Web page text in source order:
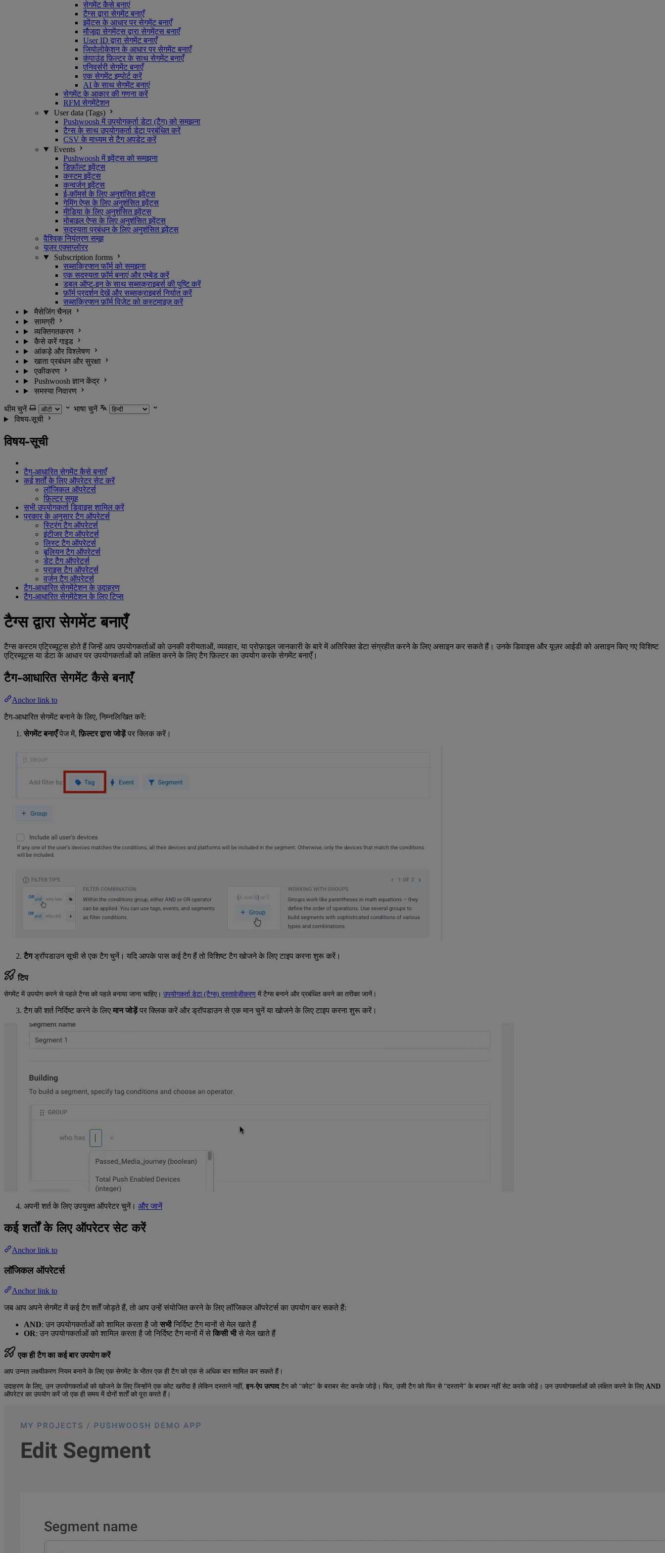
सेगमेंट कैसे बनाएं
टैग्स द्वारा सेगमेंट बनाएँ
इवेंट्स के आधार पर सेगमेंट बनाएँ
मौजूदा सेगमेंट्स द्वारा सेगमेंट्स बनाएँ
User ID द्वारा सेगमेंट बनाएँ
जियोलोकेशन के आधार पर सेगमेंट बनाएँ
कंपाउंड फ़िल्टर के साथ सेगमेंट बनाएँ
एनिवर्सरी सेगमेंट बनाएँ
एक सेगमेंट इम्पोर्ट करें
AI के साथ सेगमेंट बनाएं
सेगमेंट के आकार की गणना करें
RFM सेगमेंटेशन
User data (Tags)
Pushwoosh में उपयोगकर्ता डेटा (टैग) को समझना
टैग्स के साथ उपयोगकर्ता डेटा प्रबंधित करें
CSV के माध्यम से टैग अपडेट करें
Events
Pushwoosh में इवेंट्स को समझना
डिफ़ॉल्ट इवेंट्स
कस्टम इवेंट्स
कन्वर्जन इवेंट्स
ई-कॉमर्स के लिए अनुशंसित इवेंट्स
गेमिंग ऐप्स के लिए अनुशंसित इवेंट्स
मीडिया के लिए अनुशंसित इवेंट्स
मोबाइल ऐप्स के लिए अनुशंसित इवेंट्स
सदस्यता प्रबंधन के लिए अनुशंसित इवेंट्स
वैश्विक नियंत्रण समूह
यूज़र एक्सप्लोरर
Subscription forms
सब्सक्रिप्शन फॉर्म को समझना
एक सदस्यता फ़ॉर्म बनाएं और एम्बेड करें
डबल ऑप्ट-इन के साथ सब्सक्राइबर्स की पुष्टि करें
फ़ॉर्म प्रदर्शन देखें और सब्सक्राइबर्स निर्यात करें
सब्सक्रिप्शन फ़ॉर्म विजेट को कस्टमाइज़ करें
मैसेजिंग चैनल
सामग्री
व्यक्तिगतकरण
कैसे करें गाइड
आंकड़े और विश्लेषण
खाता प्रबंधन और सुरक्षा
एकीकरण
Pushwoosh ज्ञान केंद्र
समस्या निवारण
थीम चुनें
भाषा चुनें
विषय-सूची
विषय-सूची
टैग-आधारित सेगमेंट कैसे बनाएँ
कई शर्तों के लिए ऑपरेटर सेट करें
लॉजिकल ऑपरेटर्स
फ़िल्टर समूह
सभी उपयोगकर्ता डिवाइस शामिल करें
प्रकार के अनुसार टैग ऑपरेटर्स
स्ट्रिंग टैग ऑपरेटर्स
इंटीजर टैग ऑपरेटर्स
लिस्ट टैग ऑपरेटर्स
बूलियन टैग ऑपरेटर्स
डेट टैग ऑपरेटर्स
प्राइस टैग ऑपरेटर्स
वर्जन टैग ऑपरेटर्स
टैग-आधारित सेगमेंटेशन के उदाहरण
टैग-आधारित सेगमेंटेशन के लिए टिप्स
टैग्स द्वारा सेगमेंट बनाएँ
टैग्स कस्टम एट्रिब्यूट्स होते हैं जिन्हें आप उपयोगकर्ताओं को उनकी वरीयताओं, व्यवहार, या प्रोफ़ाइल जानकारी के बारे में अतिरिक्त डेटा संग्रहीत करने के लिए असाइन कर सकते हैं। उनके डिवाइस और यूज़र आईडी को असाइन किए गए विशिष्ट
एट्रिब्यूट्स या डेटा के आधार पर उपयोगकर्ताओं को लक्षित करने के लिए टैग फ़िल्टर का उपयोग करके सेगमेंट बनाएँ।
टैग-आधारित सेगमेंट कैसे बनाएँ
Anchor link to
टैग-आधारित सेगमेंट बनाने के लिए, निम्नलिखित करें:
सेगमेंट बनाएँपेज में, फ़िल्टर द्वारा जोड़ेंपर क्लिक करें।
टैगड्रॉपडाउन सूची से एक टैग चुनें। यदि आपके पास कई टैग हैं तो विशिष्ट टैग खोजने के लिए टाइप करना शुरू करें।
टिप
सेगमेंट में उपयोग करने से पहले टैग्स को पहले बनाया जाना चाहिए। उपयोगकर्ता डेटा (टैग्स) दस्तावेज़ीकरण में टैग्स बनाने और प्रबंधित करने का तरीका जानें।
टैग की शर्त निर्दिष्ट करने के लिए मान जोड़ेंपर क्लिक करें और ड्रॉपडाउन से एक मान चुनें या खोजने के लिए टाइप करना शुरू करें।
अपनी शर्त के लिए उपयुक्त ऑपरेटर चुनें। और जानें
कई शर्तों के लिए ऑपरेटर सेट करें
Anchor link to
लॉजिकल ऑपरेटर्स
Anchor link to
जब आप अपने सेगमेंट में कई टैग शर्तें जोड़ते हैं, तो आप उन्हें संयोजित करने के लिए लॉजिकल ऑपरेटर्स का उपयोग कर सकते हैं:
AND: उन उपयोगकर्ताओं को शामिल करता है जो सभीनिर्दिष्ट टैग मानों से मेल खाते हैं
OR: उन उपयोगकर्ताओं को शामिल करता है जो निर्दिष्ट टैग मानों में से किसी भीसे मेल खाते हैं
एक ही टैग का कई बार उपयोग करें
आप उन्नत लक्ष्यीकरण नियम बनाने के लिए एक सेगमेंट के भीतर एक ही टैग को एक से अधिक बार शामिल कर सकते हैं।
उदाहरण के लिए, उन उपयोगकर्ताओं को खोजने के लिए जिन्होंने एक कोट खरीदा है लेकिन दस्ताने नहीं, इन-ऐप उत्पादटैग को “कोट” के बराबर सेट करके जोड़ें। फिर, उसी टैग को फिर से “दस्ताने” के बराबर नहीं सेट करके जोड़ें। उन उपयोगकर्ताओं को लक्षित करने के लिए AND
ऑपरेटर का उपयोग करें जो एक ही समय में दोनों शर्तों को पूरा करते हैं।